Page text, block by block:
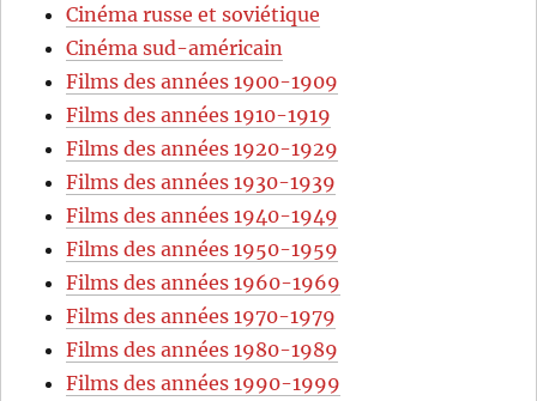
Cinéma russe et soviétique
Cinéma sud-américain
Films des années 1900-1909
Films des années 1910-1919
Films des années 1920-1929
Films des années 1930-1939
Films des années 1940-1949
Films des années 1950-1959
Films des années 1960-1969
Films des années 1970-1979
Films des années 1980-1989
Films des années 1990-1999